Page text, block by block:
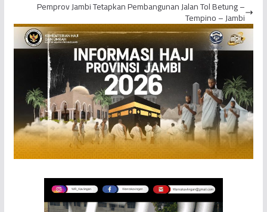
Pemprov Jambi Tetapkan Pembangunan Jalan Tol Betung –
Tempino – Jambi